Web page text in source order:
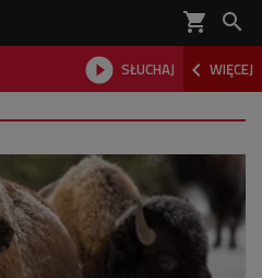
shopping_cart 
 SŁUCHAJ  WIĘCEJ
